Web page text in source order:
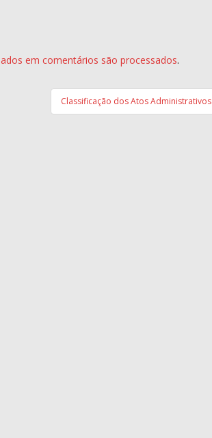
em comentários são processados.
Classificação dos Atos Administrativos